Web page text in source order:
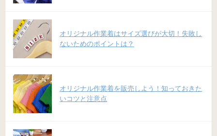
オリジナル作業着はサイズ選びが大切！失敗し
ないためのポイントは？
オリジナル作業着を販売しよう！知っておきた
いコツと注意点